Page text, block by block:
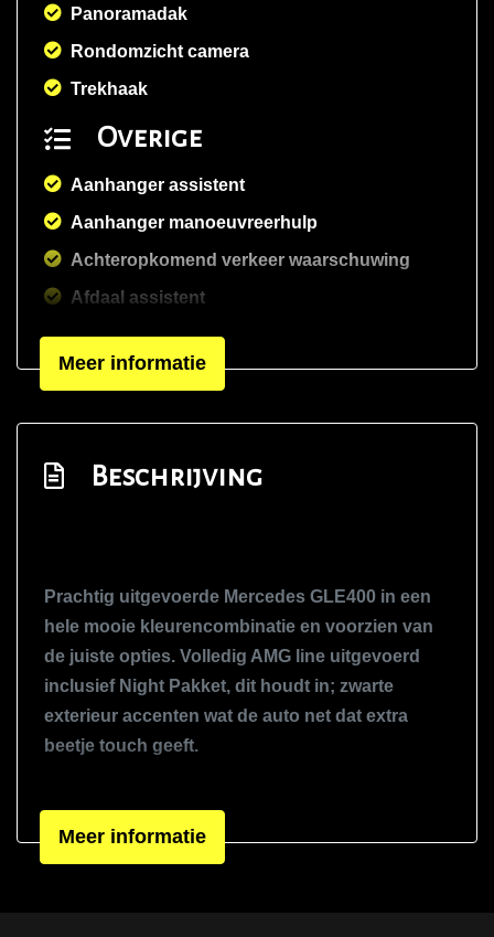
Panoramadak
Rondomzicht camera
Trekhaak
Overige
Aanhanger assistent
Aanhanger manoeuvreerhulp
Achteropkomend verkeer waarschuwing
Afdaal assistent
Alarmsysteem uitgebreid
Anti blokkeer systeem
Automatische snelheidsbegrenzing isa
Bots herkenning en activatie
Bots waarschuwing systeem
Cruise control adaptief met stop&go en
stuurhulp
Draadloze telefoonlader
Elektronisch stabiliteits programma
Meer informatie
Beschrijving
Prachtig uitgevoerde Mercedes GLE400 in een
hele mooie kleurencombinatie en voorzien van
de juiste opties. Volledig AMG line uitgevoerd
inclusief Night Pakket, dit houdt in; zwarte
exterieur accenten wat de auto net dat extra
beetje touch geeft.
auto is met zorg samengesteld. Zo is hij
voorzien van een groot elektrisch panoramadak,
Meer informatie